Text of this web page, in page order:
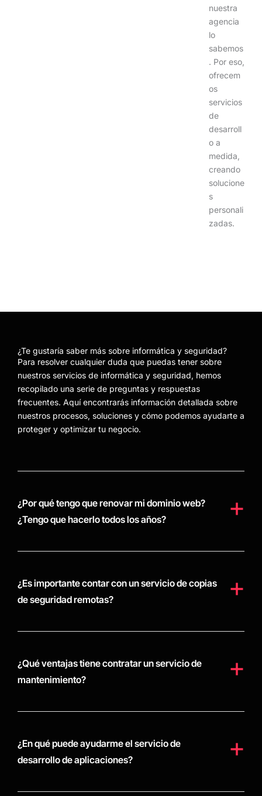
nuestra
agencia
lo
sabemos
. Por eso,
ofrecem
os
servicios
de
desarroll
o a
medida,
creando
solucione
s
personali
zadas.
¿Te gustaría saber más sobre informática y seguridad?
Para resolver cualquier duda que puedas tener sobre
nuestros servicios de informática y seguridad, hemos
recopilado una serie de preguntas y respuestas
frecuentes. Aquí encontrarás información detallada sobre
nuestros procesos, soluciones y cómo podemos ayudarte a
proteger y optimizar tu negocio.
¿Por qué tengo que renovar mi dominio web?
¿Tengo que hacerlo todos los años?
¿Es importante contar con un servicio de copias
de seguridad remotas?
¿Qué ventajas tiene contratar un servicio de
mantenimiento?
¿En qué puede ayudarme el servicio de
desarrollo de aplicaciones?